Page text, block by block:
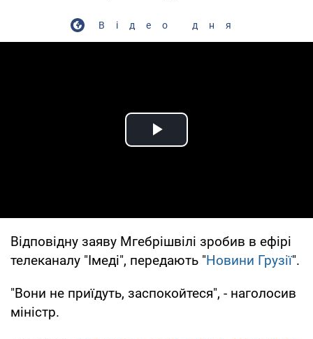
Відео дня
Play Video
Відповідну заяву Мгебрішвілі зробив в ефірі
телеканалу "Імеді", передають "Новини Грузії".
"Вони не приїдуть, заспокойтеся", - наголосив
міністр.